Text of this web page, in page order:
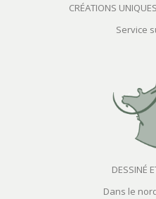
CRÉATIONS
Service
DESSINÉ
Dans le